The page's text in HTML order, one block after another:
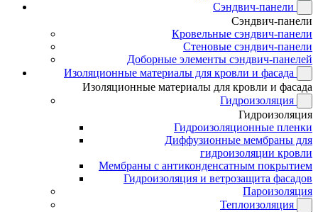
Сэндвич-панели
Сэндвич-панели
Кровельные сэндвич-панели
Стеновые сэндвич-панели
Доборные элементы сэндвич-панелей
Изоляционные материалы для кровли и фасада
Изоляционные материалы для кровли и фасада
Гидроизоляция
Гидроизоляция
Гидроизоляционные пленки
Диффузионные мембраны для
гидроизоляции кровли
Мембраны с антиконденсатным покрытием
Гидроизоляция и ветрозащита фасадов
Пароизоляция
Теплоизоляция